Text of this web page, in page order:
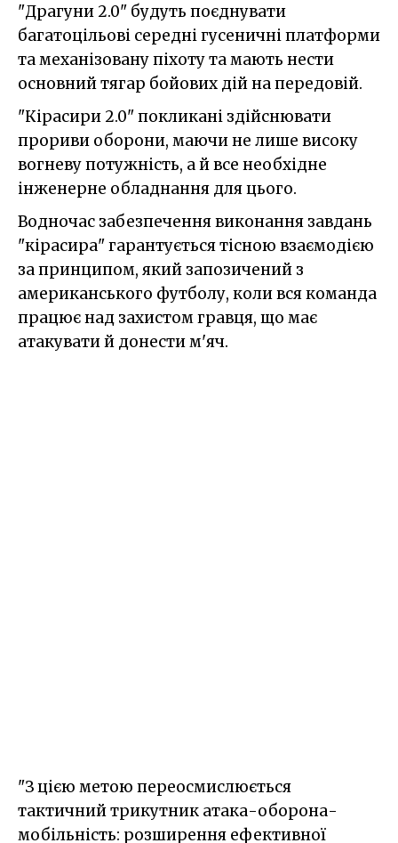
"Драгуни 2.0" будуть поєднувати
багатоцільові середні гусеничні платформи
та механізовану піхоту та мають нести
основний тягар бойових дій на передовій.
"Кірасири 2.0" покликані здійснювати
прориви оборони, маючи не лише високу
вогневу потужність, а й все необхідне
інженерне обладнання для цього.
Водночас забезпечення виконання завдань
"кірасира" гарантується тісною взаємодією
за принципом, який запозичений з
американського футболу, коли вся команда
працює над захистом гравця, що має
атакувати й донести м'яч.
"З цією метою переосмислюється
тактичний трикутник атака-оборона-
мобільність: розширення ефективної